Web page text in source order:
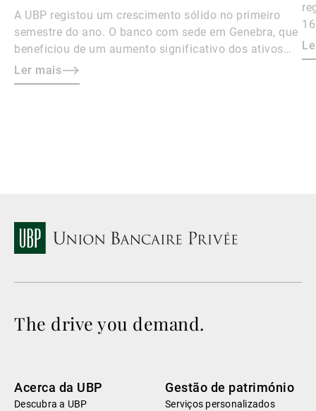
A UBP registou um crescimento sólido no primeiro
semestre do ano. O banco com sede em Genebra, que
beneficiou de um aumento significativo dos ativos
sob gestão, viu o seu resultado líquido dispararem
40,4 % em relação ao mesmo período do ano anterior,
Ler mais
The drive you demand.
Acerca da UBP
Descubra a UBP
Gestão de património
Serviços personalizados